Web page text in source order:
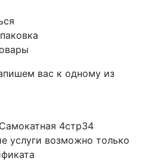
вас к одному из
4стр34
услуги возможно только